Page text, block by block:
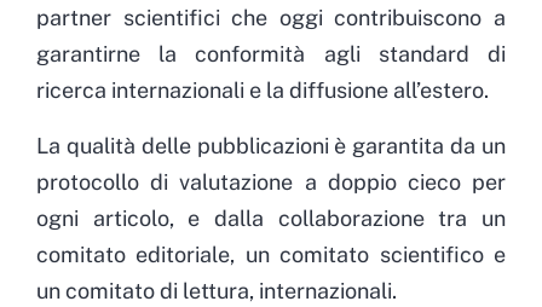
partner scientifici che oggi contribuiscono a
garantirne la conformità agli standard di
ricerca internazionali e la diffusione all’estero.
La qualità delle pubblicazioni è garantita da un
protocollo di valutazione a doppio cieco per
ogni articolo, e dalla collaborazione tra un
comitato editoriale, un comitato scientifico e
un comitato di lettura, internazionali.